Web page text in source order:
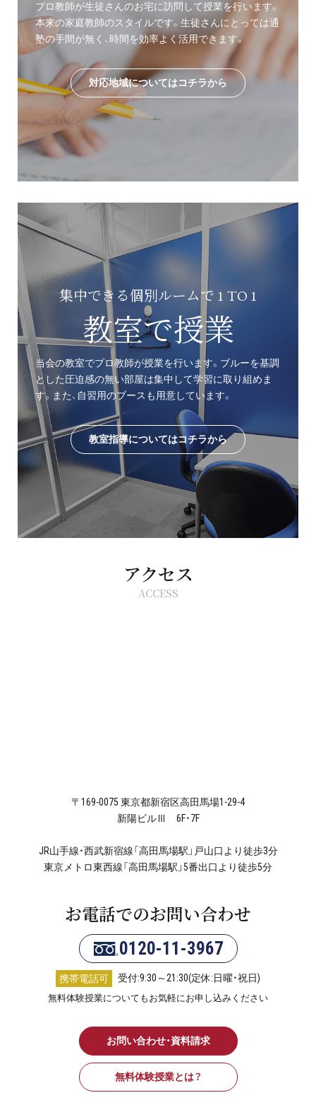
プロ教師が生徒さんのお宅に訪問して授業を行います。
本来の家庭教師のスタイルです。生徒さんにとっては通
塾の手間が無く、時間を効率よく活用できます。
対応地域についてはコチラから
集中できる個別ルームで 1 TO 1
教室で授業
当会の教室でプロ教師が授業を行います。ブルーを基調
とした圧迫感の無い部屋は集中して学習に取り組めま
す。また、自習用のブースも用意しています。
教室指導についてはコチラから
アクセス
ACCESS
〒169-0075 東京都新宿区高田馬場1-29-4
新陽ビルⅢ 6F・7F
JR山手線・西武新宿線「高田馬場駅」戸山口より徒歩3分
東京メトロ東西線「高田馬場駅」5番出口より徒歩5分
お電話でのお問い合わせ
0120-11-3967
携帯電話可 受付:9:30～21:30(定休:日曜・祝日)
無料体験授業についてもお気軽にお申し込みください
お問い合わせ・資料請求
無料体験授業とは？